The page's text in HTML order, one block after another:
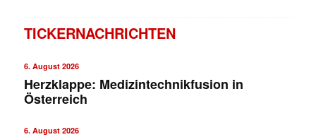
TICKERNACHRICHTEN
6. August 2026
Herzklappe: Medizintechnikfusion in
Österreich
6. August 2026